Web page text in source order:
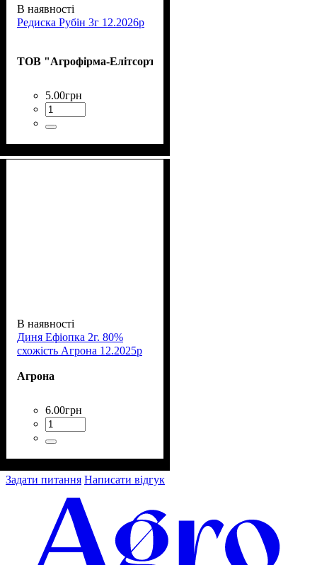
В наявності
Редиска Рубін 3г 12.2026р
ТОВ "Агрофірма-Елітсортнасіння"
5.00грн
В наявності
Диня Ефіопка 2г. 80%
схожість Агрона 12.2025р
Агрона
6.00грн
Задати питання Написати відгук